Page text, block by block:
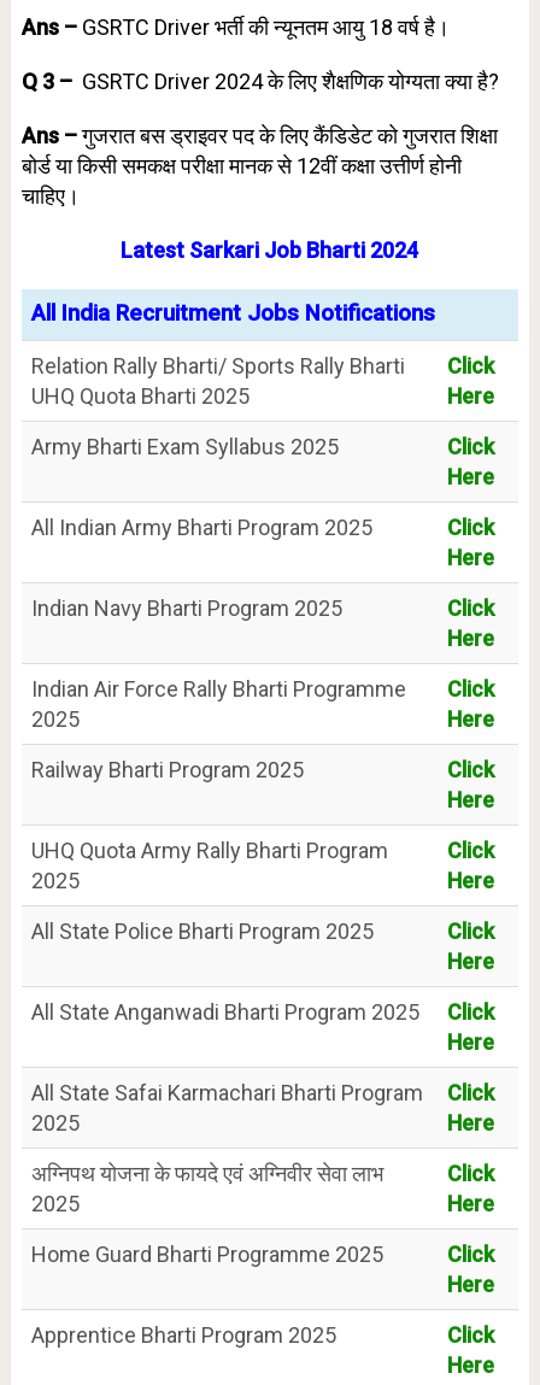
Ans – GSRTC Driver भर्ती की न्यूनतम आयु 18 वर्ष है।
Q 3 –GSRTC Driver 2024 के लिए शैक्षणिक योग्यता क्या है?
Ans –गुजरात बस ड्राइवर पद के लिए कैंडिडेट को गुजरात शिक्षा
बोर्ड या किसी समकक्ष परीक्षा मानक से 12वीं कक्षा उत्तीर्ण होनी
चाहिए।
Latest Sarkari Job Bharti 2024
All India Recruitment Jobs Notifications
Relation Rally Bharti/ Sports Rally Bharti
UHQ Quota Bharti 2025
Click
Here
Army Bharti Exam Syllabus 2025
Click
Here
All Indian Army Bharti Program 2025
Click
Here
Indian Navy Bharti Program 2025
Click
Here
Indian Air Force Rally Bharti Programme
2025
Click
Here
Railway Bharti Program 2025
Click
Here
UHQ Quota Army Rally Bharti Program
2025
Click
Here
All State Police Bharti Program 2025
Click
Here
All State Anganwadi Bharti Program 2025
Click
Here
All State Safai Karmachari Bharti Program
2025
Click
Here
अग्निपथ योजना के फायदे एवं अग्निवीर सेवा लाभ
2025
Click
Here
Home Guard Bharti Programme 2025
Click
Here
Apprentice Bharti Program 2025
Click
Here